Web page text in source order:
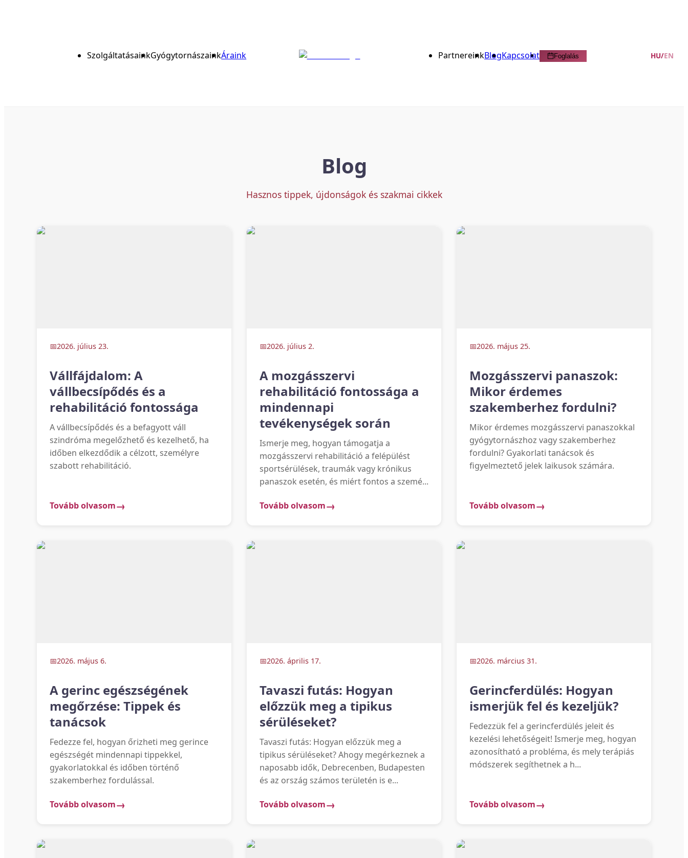
SzolgáltatásainkGyógytornászainkÁraink PartnereinkBlogKapcsolat Foglalás HU/EN
Blog
Hasznos tippek, újdonságok és szakmai cikkek
2026. július 23.
Vállfájdalom: A
vállbecsípődés és a
rehabilitáció fontossága
A vállbecsípődés és a befagyott váll
szindróma megelőzhető és kezelhető, ha
időben elkezdődik a célzott, személyre
szabott rehabilitáció.
Tovább olvasom
2026. július 2.
A mozgásszervi
rehabilitáció fontossága a
mindennapi
tevékenységek során
Ismerje meg, hogyan támogatja a
mozgásszervi rehabilitáció a felépülést
sportsérülések, traumák vagy krónikus
panaszok esetén, és miért fontos a szemé...
Tovább olvasom
2026. május 25.
Mozgásszervi panaszok:
Mikor érdemes
szakemberhez fordulni?
Mikor érdemes mozgásszervi panaszokkal
gyógytornászhoz vagy szakemberhez
fordulni? Gyakorlati tanácsok és
figyelmeztető jelek laikusok számára.
Tovább olvasom
2026. május 6.
A gerinc egészségének
megőrzése: Tippek és
tanácsok
Fedezze fel, hogyan őrizheti meg gerince
egészségét mindennapi tippekkel,
gyakorlatokkal és időben történő
szakemberhez fordulással.
Tovább olvasom
2026. április 17.
Tavaszi futás: Hogyan
előzzük meg a tipikus
sérüléseket?
Tavaszi futás: Hogyan előzzük meg a
tipikus sérüléseket? Ahogy megérkeznek a
naposabb idők, Debrecenben, Budapesten
és az ország számos területén is e...
Tovább olvasom
2026. március 31.
Gerincferdülés: Hogyan
ismerjük fel és kezeljük?
Fedezzük fel a gerincferdülés jeleit és
kezelési lehetőségeit! Ismerje meg, hogyan
azonosítható a probléma, és mely terápiás
módszerek segíthetnek a h...
Tovább olvasom